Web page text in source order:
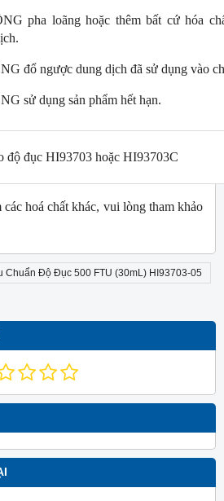
pha loãng hoặc thêm bất cứ hóa
đổ ngược dung dịch đã sử dụng vào
sử dụng sản phẩm hết hạn.
độ đục HI93703 hoặc HI93703C
hoá chất khác, vui lòng tham khảo
Chuẩn Độ Đục 500 FTU (30mL) HI93703-05